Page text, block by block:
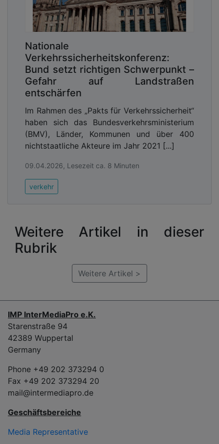
Nationale
Verkehrssicherheitskonferenz:
Bund setzt richtigen Schwerpunkt –
Gefahr auf Landstraßen
entschärfen
Im Rahmen des „Pakts für Verkehrssicherheit“
haben sich das Bundesverkehrsministerium
(BMV), Länder, Kommunen und über 400
nichtstaatliche Akteure im Jahr 2021 [...]
09.04.2026, Lesezeit ca. 8 Minuten
verkehr
Weitere Artikel in dieser
Rubrik
Weitere Artikel >
IMP InterMediaPro e.K.
Starenstraße 94
42389 Wuppertal
Germany
Phone +49 202 373294 0
Fax +49 202 373294 20
mail@intermediapro.de
Geschäftsbereiche
Media Representative